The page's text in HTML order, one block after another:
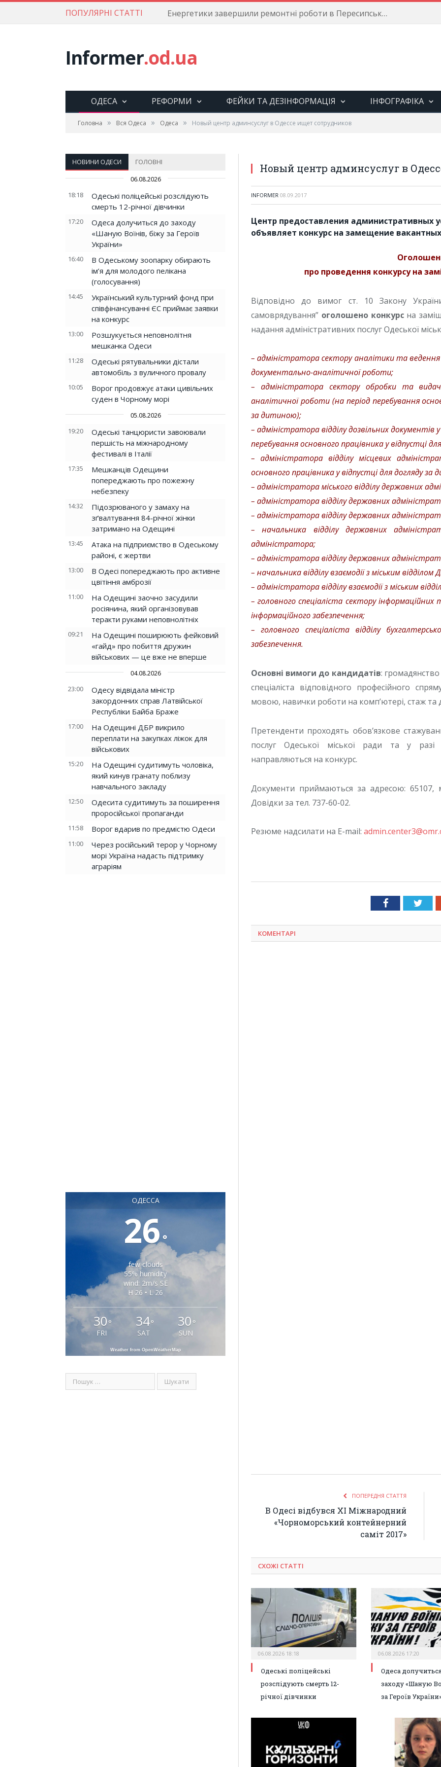
ПОПУЛЯРНІ СТАТТІ Енергетики завершили ремонтні роботи в Пересипському районі
Informer.od.ua
ОДЕСА РЕФОРМИ ФЕЙКИ ТА ДЕЗІНФОРМАЦІЯ ІНФОГРАФІКА
Головна » Вся Одеса » Одеса » Новый центр админсуслуг в Одессе ищет сотрудников
НОВИНИ ОДЕСИ ГОЛОВНІ
06.08.2026
18:18
Одеські поліцейські розслідують
смерть 12-річної дівчинки
17:20
Одеса долучиться до заходу
«Шаную Воїнів, біжу за Героїв
України»
16:40
В Одеському зоопарку обирають
ім’я для молодого пелікана
(голосування)
14:45
Український культурний фонд при
співфінансуванні ЄС приймає заявки
на конкурс
13:00
Розшукується неповнолітня
мешканка Одеси
11:28
Одеські рятувальники дістали
автомобіль з вуличного провалу
10:05
Ворог продовжує атаки цивільних
суден в Чорному морі
05.08.2026
19:20
Одеські танцюристи завоювали
першість на міжнародному
фестивалі в Італії
17:35
Мешканців Одещини
попереджають про пожежну
небезпеку
14:32
Підозрюваного у замаху на
зґвалтування 84-річної жінки
затримано на Одещині
13:45
Атака на підприємство в Одеському
районі, є жертви
13:00
В Одесі попереджають про активне
цвітіння амброзії
11:00
На Одещині заочно засудили
росіянина, який організовував
теракти руками неповнолітніх
09:21
На Одещині поширюють фейковий
«гайд» про побиття дружин
військових — це вже не вперше
04.08.2026
23:00
Одесу відвідала міністр
закордонних справ Латвійської
Республіки Байба Браже
17:00
На Одещині ДБР викрило
переплати на закупках ліжок для
військових
15:20
На Одещині судитимуть чоловіка,
який кинув гранату поблизу
навчального закладу
12:50
Одесита судитимуть за поширення
проросійської пропаганди
11:58 Ворог вдарив по предмістю Одеси
11:00
Через російський терор у Чорному
морі Україна надасть підтримку
аграріям
ОДЕССА
26°
few clouds
55% humidity
wind: 2m/s SE
H 26 • L 26
30 °
FRI
34°
SAT
30 °
SUN
Weather from OpenWeatherMap
Новый центр админсуслуг в
INFORMER 08.09.2017
Центр предоставления административных
объявляет конкурс на замещение
про проведення конкурсу на
Відповідно до вимог ст. 10 Закону
самоврядування” оголошено конкурсна
надання адміністративних послуг Одеської
– адміністратора сектору аналітики та
документально-аналітичної роботи;
– адміністратора сектору обробки та
аналітичної роботи (на період перебування
за дитиною);
– адміністратора відділу дозвільних документів
перебування основного працівника у відпустці
– адміністратора відділу місцевих
основного працівника у відпустці для догляду за
– адміністратора міського відділу державних
– адміністратора відділу державних
– адміністратора відділу державних
– начальника відділу державних
адміністратора;
– адміністратора відділу державних
– начальника відділу взаємодії з міським
– адміністратора відділу взаємодії з міським
– головного спеціаліста сектору інформаційних
інформаційного забезпечення;
– головного спеціаліста відділу
забезпечення.
Основні вимоги до кандидатів:
спеціаліста відповідного професійного
мовою, навички роботи на комп’ютері, стаж та
Претенденти проходять обов’язкове
послуг Одеської міської ради та у разі
направляються на конкурс.
Документи приймаються за адресою: 65107,
Довідки за тел. 737-60-02.
Резюме надсилати на E-mail:
Facebook
КОМЕНТАРІ
ПОПЕРЕДНЯ СТАТТЯ
В Одесі відбувся ХI Міжнародний
«Чорноморський контейнерний
саміт 2017»
СХОЖІ СТАТТІ
06.08.2026 18:18
Одеські поліцейські
розслідують смерть 12-
річної дівчинки
06.08.2026 17:20
Одеса
заходу «Шаную
за Героїв